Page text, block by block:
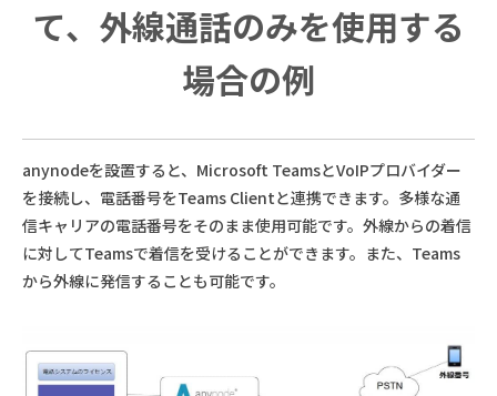
て、外線通話のみを使用する
場合の例
anynodeを設置すると、Microsoft TeamsとVoIPプロバイダー
を接続し、電話番号をTeams Clientと連携できます。多様な通
信キャリアの電話番号をそのまま使用可能です。外線からの着信
に対してTeamsで着信を受けることができます。また、Teams
から外線に発信することも可能です。